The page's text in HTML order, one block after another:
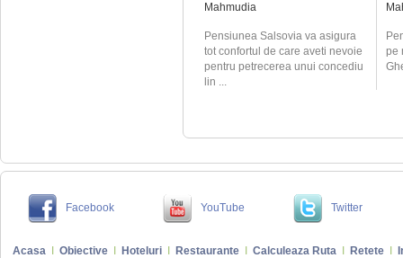
Mahmudia
Pensiunea Salsovia va asigura
tot confortul de care aveti nevoie
pentru petrecerea unui concediu
lin ...
pe
Facebook YouTube Twitter
Acasa Obiective Hoteluri Restaurante Calculeaza Ruta Retete